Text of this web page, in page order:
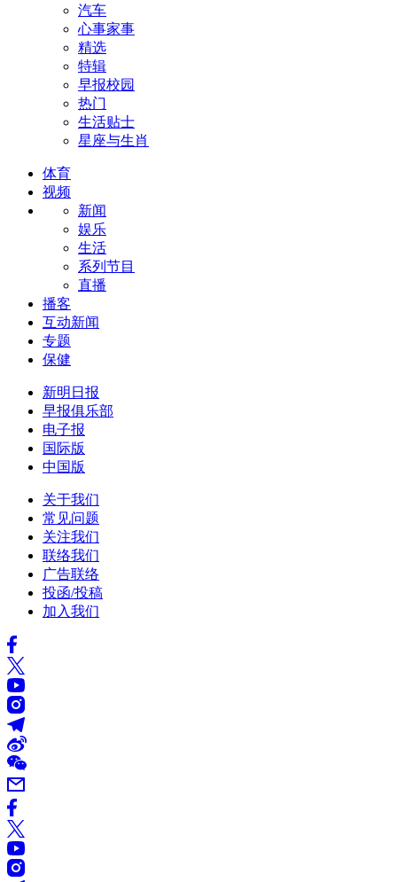
汽车
心事家事
精选
特辑
早报校园
热门
生活贴士
星座与生肖
体育
视频
新闻
娱乐
生活
系列节目
直播
播客
互动新闻
专题
保健
新明日报
早报俱乐部
电子报
国际版
中国版
关于我们
常见问题
关注我们
联络我们
广告联络
投函/投稿
加入我们